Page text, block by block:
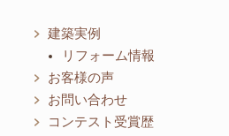
建築実例
リフォーム情報
お客様の声
お問い合わせ
コンテスト受賞歴